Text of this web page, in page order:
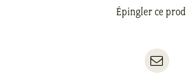
Épingler ce